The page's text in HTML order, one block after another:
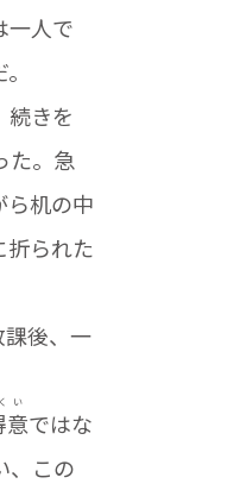
一人で
きを
た。急
ら机の中
られた
後、一
意
い
ではな
、この